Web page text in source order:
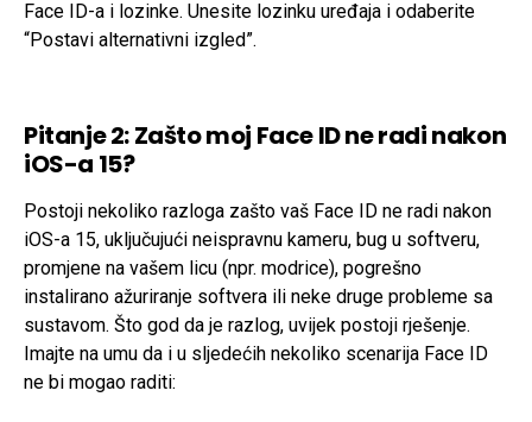
Face ID-a i lozinke. Unesite lozinku uređaja i odaberite
“Postavi alternativni izgled”.
Pitanje 2: Zašto moj Face ID ne radi nakon
iOS-a 15?
Postoji nekoliko razloga zašto vaš Face ID ne radi nakon
iOS-a 15, uključujući neispravnu kameru, bug u softveru,
promjene na vašem licu (npr. modrice), pogrešno
instalirano ažuriranje softvera ili neke druge probleme sa
sustavom. Što god da je razlog, uvijek postoji rješenje.
Imajte na umu da i u sljedećih nekoliko scenarija Face ID
ne bi mogao raditi: